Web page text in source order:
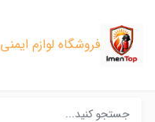
فروشگاه لوازم ایمنی